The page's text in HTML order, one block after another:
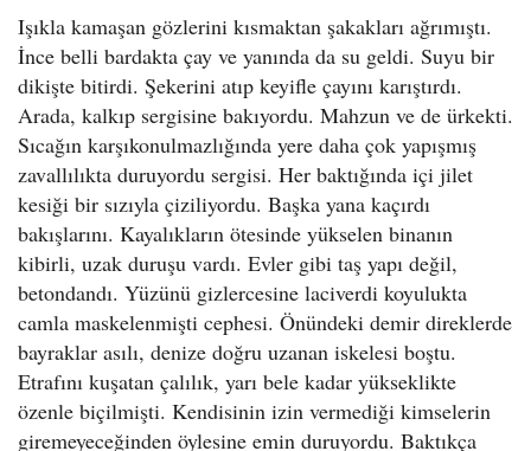
Işıkla kamaşan gözlerini kısmaktan şakakları ağrımıştı.
İnce belli bardakta çay ve yanında da su geldi. Suyu bir
dikişte bitirdi. Şekerini atıp keyifle çayını karıştırdı.
Arada, kalkıp sergisine bakıyordu. Mahzun ve de ürkekti.
Sıcağın karşıkonulmazlığında yere daha çok yapışmış
zavallılıkta duruyordu sergisi. Her baktığında içi jilet
kesiği bir sızıyla çiziliyordu. Başka yana kaçırdı
bakışlarını. Kayalıkların ötesinde yükselen binanın
kibirli, uzak duruşu vardı. Evler gibi taş yapı değil,
betondandı. Yüzünü gizlercesine laciverdi koyulukta
camla maskelenmişti cephesi. Önündeki demir direklerde
bayraklar asılı, denize doğru uzanan iskelesi boştu.
Etrafını kuşatan çalılık, yarı bele kadar yükseklikte
özenle biçilmişti. Kendisinin izin vermediği kimselerin
giremeyeceğinden öylesine emin duruyordu. Baktıkça